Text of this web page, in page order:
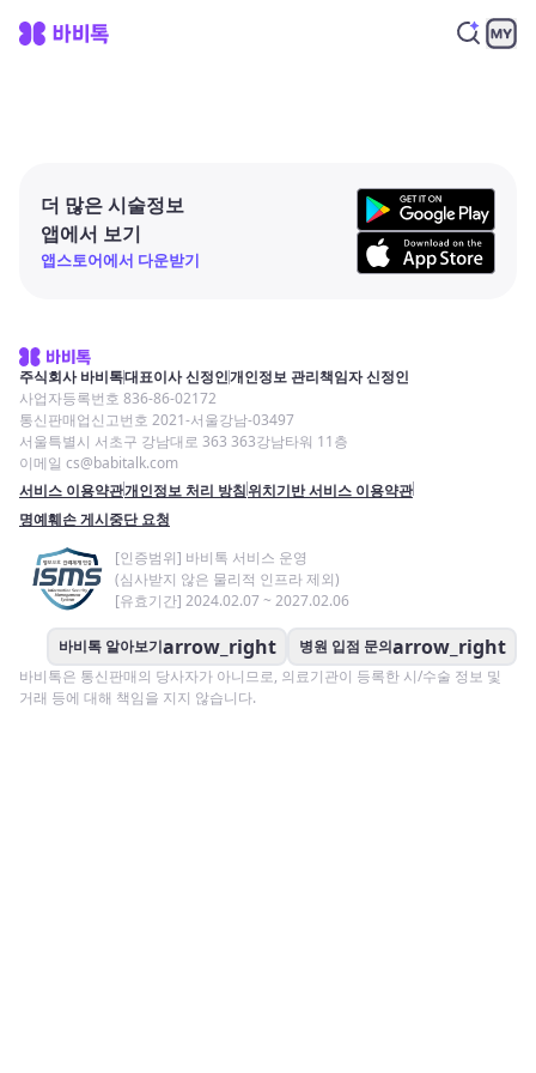
더 많은 시술정보
앱에서 보기
앱스토어에서 다운받기
주식회사 바비톡대표이사 신정인개인정보 관리책임자 신정인
사업자등록번호 836-86-02172
통신판매업신고번호 2021-서울강남-03497
서울특별시 서초구 강남대로 363 363강남타워 11층
이메일 cs@babitalk.com
서비스 이용약관개인정보 처리 방침위치기반 서비스 이용약관
명예훼손 게시중단 요청
[인증범위] 바비톡 서비스 운영
(심사받지 않은 물리적 인프라 제외)
[유효기간] 2024.02.07 ~ 2027.02.06
바비톡 알아보기arrow_right 병원 입점 문의arrow_right
바비톡은 통신판매의 당사자가 아니므로, 의료기관이 등록한 시/수술 정보 및
거래 등에 대해 책임을 지지 않습니다.